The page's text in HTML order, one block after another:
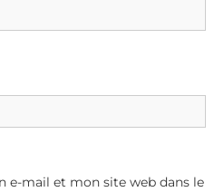
e-mail et mon site web dans le